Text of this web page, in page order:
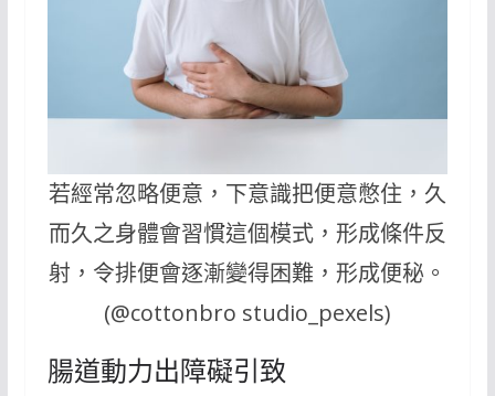
若經常忽略便意，下意識把便意憋住，久
而久之身體會習慣這個模式，形成條件反
射，令排便會逐漸變得困難，形成便秘。
(@cottonbro studio_pexels)
腸道動力出障礙引致